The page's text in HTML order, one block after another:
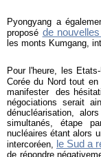
Pyongyang a
proposé de
les monts Kumgang,
Pour l'heure, les
Corée du Nord tout
manifester des
négociations serait
dénucléarisation,
simultanés, étape
nucléaires étant alors
intercoréen, le Sud a
de répondre